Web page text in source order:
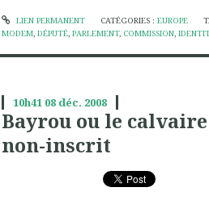
LIEN PERMANENT CATÉGORIES : EUROPE
MODEM, DÉPUTÉ, PARLEMENT, COMMISSION,
10h41 08 déc. 2008
Bayrou ou le
non-inscrit